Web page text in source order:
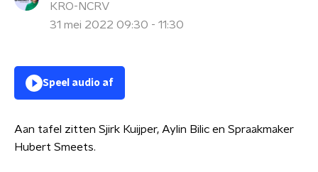
KRO-NCRV
31 mei 2022 09:30 - 11:30
Speel audio af
Aan tafel zitten Sjirk Kuijper, Aylin Bilic en Spraakmaker
Hubert Smeets.